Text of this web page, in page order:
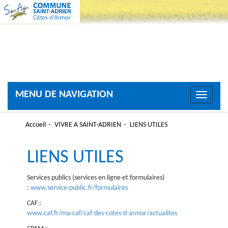
Toggle
MENU DE NAVIGATION
Accueil VIVRE A SAINT-ADRIEN LIENS UTILES
LIENS UTILES
Services publics (services en ligne et formulaires)
:www.service-public.fr/formulaires
CAF :
www.caf.fr/ma-caf/caf-des-cotes-d-armor/actualites